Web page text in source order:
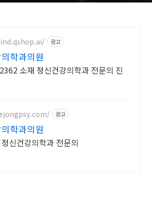
광고
학과의원
소재 정신건강의학과 전문의 진
광고
학과의원
신건강의학과 전문의